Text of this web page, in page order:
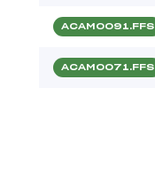
ACAM0091.FFS
ACAM0071.FFS